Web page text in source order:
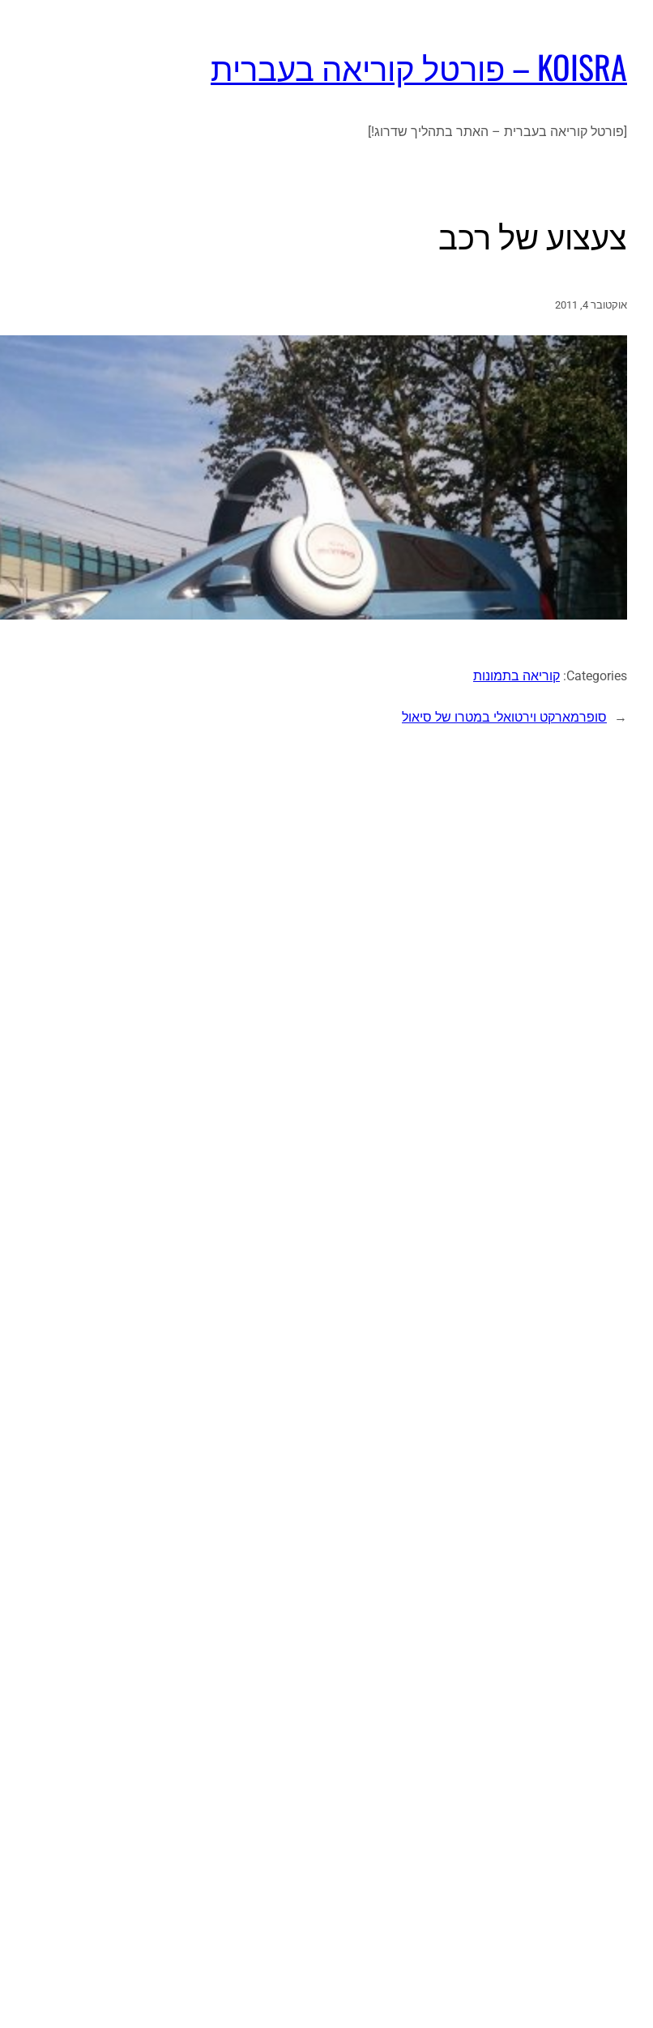
KOISRA – פורטל קוריאה בעברית
[פורטל קוריאה בעברית – האתר בתהליך שדרוג!]
צעצוע של רכב
אוקטובר 4, 2011
Categories: קוריאה בתמונות
← סופרמארקט וירטואלי במטרו של סיאול